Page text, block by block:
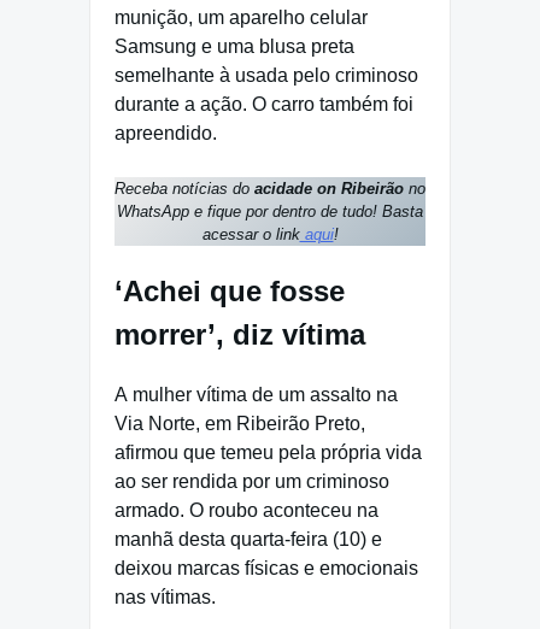
munição, um aparelho celular
Samsung e uma blusa preta
semelhante à usada pelo criminoso
durante a ação. O carro também foi
apreendido.
Receba notícias do acidade on Ribeirão no
WhatsApp e fique por dentro de tudo! Basta
acessar o linkaqui!
‘Achei que fosse
morrer’, diz vítima
A mulher vítima de um assalto na
Via Norte, em Ribeirão Preto,
afirmou que temeu pela própria vida
ao ser rendida por um criminoso
armado. O roubo aconteceu na
manhã desta quarta-feira (10) e
deixou marcas físicas e emocionais
nas vítimas.